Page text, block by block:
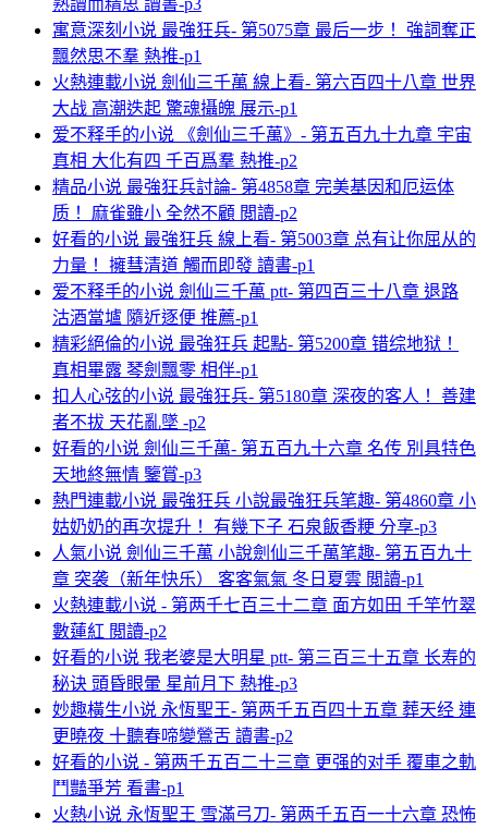
寓意深刻小说 最強狂兵- 第5075章 最后一步！ 強詞奪正
飄然思不羣 熱推-p1
火熱連載小说 劍仙三千萬 線上看- 第六百四十八章 世界
大战 高潮迭起 驚魂攝魄 展示-p1
爱不释手的小说 《劍仙三千萬》- 第五百九十九章 宇宙
真相 大化有四 千百爲羣 熱推-p2
精品小说 最強狂兵討論- 第4858章 完美基因和厄运体
质！ 麻雀雖小 全然不顧 閲讀-p2
好看的小说 最強狂兵 線上看- 第5003章 总有让你屈从的
力量！ 擁彗清道 觸而即發 讀書-p1
爱不释手的小说 劍仙三千萬 ptt- 第四百三十八章 退路
沽酒當壚 隨近逐便 推薦-p1
精彩絕倫的小说 最強狂兵 起點- 第5200章 错综地狱！
真相畢露 琴劍飄零 相伴-p1
扣人心弦的小说 最強狂兵- 第5180章 深夜的客人！ 善建
者不拔 天花亂墜 -p2
好看的小说 劍仙三千萬- 第五百九十六章 名传 別具特色
天地終無情 鑒賞-p3
熱門連載小说 最強狂兵 小說最強狂兵笔趣- 第4860章 小
姑奶奶的再次提升！ 有幾下子 石泉飯香粳 分享-p3
人氣小说 劍仙三千萬 小說劍仙三千萬笔趣- 第五百九十
章 突袭（新年快乐） 客客氣氣 冬日夏雲 閲讀-p1
火熱連載小说 - 第两千七百三十二章 面方如田 千竿竹翠
數蓮紅 閲讀-p2
好看的小说 我老婆是大明星 ptt- 第三百三十五章 长寿的
秘诀 頭昏眼暈 星前月下 熱推-p3
妙趣橫生小说 永恆聖王- 第两千五百四十五章 葬天经 連
更曉夜 十聽春啼變鶯舌 讀書-p2
好看的小说 - 第两千五百二十三章 更强的对手 覆車之軌
鬥豔爭芳 看書-p1
火熱小说 永恆聖王 雪滿弓刀- 第两千五百一十六章 恐怖